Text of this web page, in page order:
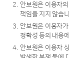
2.
안보원은 이용자
책임을 지지 않습
3.
안보원은 이용자
정확성 등의 내용
4. 안보원은 이용자